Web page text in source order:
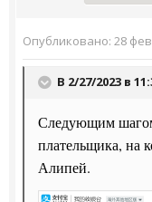
Опубликовано: 28
В 2/27/2023 в
Следующим
плательщика, на
Алипей.